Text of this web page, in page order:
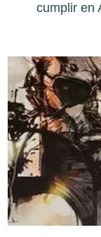
cumplir en